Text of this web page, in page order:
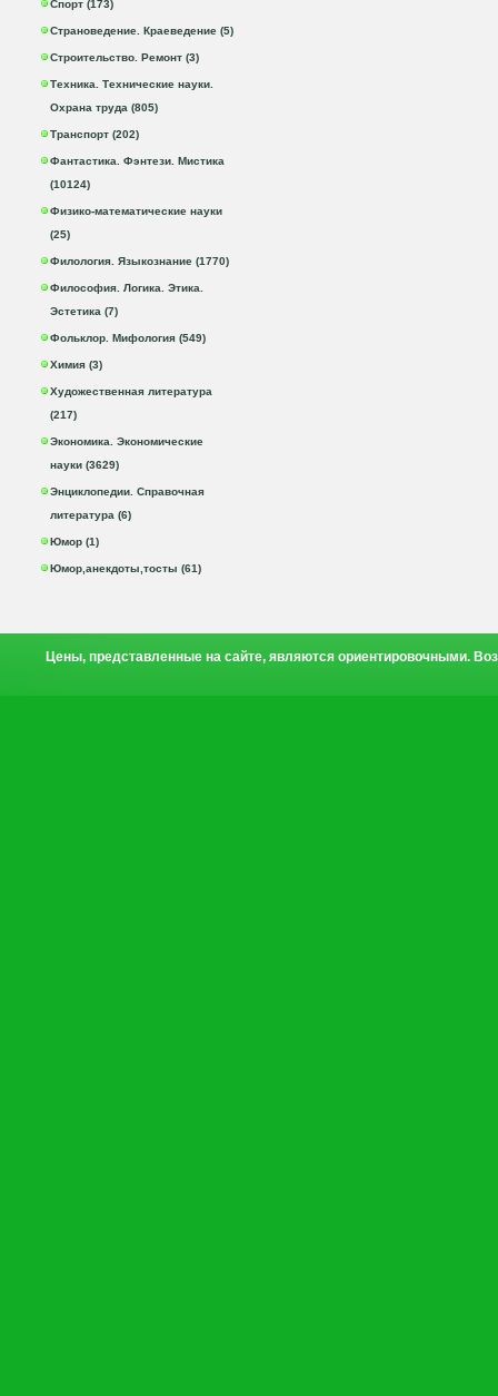
Спорт (173)
Страноведение. Краеведение (5)
Строительство. Ремонт (3)
Техника. Технические науки.
Охрана труда (805)
Транспорт (202)
Фантастика. Фэнтези. Мистика
(10124)
Физико-математические науки
(25)
Филология. Языкознание (1770)
Философия. Логика. Этика.
Эстетика (7)
Фольклор. Мифология (549)
Химия (3)
Художественная литература
(217)
Экономика. Экономические
науки (3629)
Энциклопедии. Справочная
литература (6)
Юмор (1)
Юмор,анекдоты,тосты (61)
Цены, представленные на сайте, являются ориентировочными.